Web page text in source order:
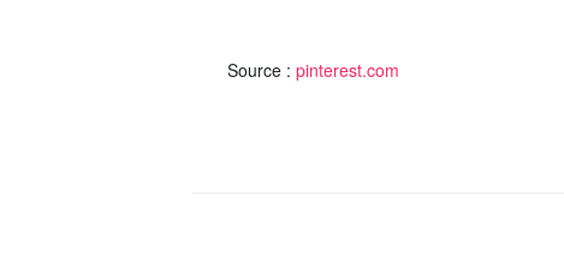
Source : pinterest.com